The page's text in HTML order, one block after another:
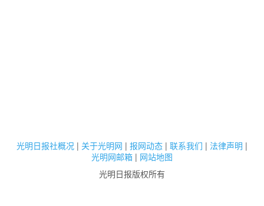
光明日报社概况 | 关于光明网 | 报网动态 | 联系我们 | 法律声明 |
光明网邮箱 | 网站地图
光明日报版权所有